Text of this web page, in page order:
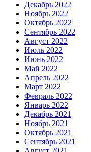
Декабрь 2022
Ноябрь 2022
Октябрь 2022
Сентябрь 2022
Август 2022
Июль 2022
Июнь 2022
Май 2022
Апрель 2022
Март 2022
Февраль 2022
Январь 2022
Декабрь 2021
Ноябрь 2021
Октябрь 2021
Сентябрь 2021